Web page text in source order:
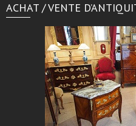
ACHAT / VENTE